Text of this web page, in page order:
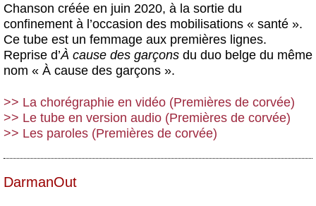
Chanson créée en juin 2020, à la sortie du
confinement à l’occasion des mobilisations « santé ».
Ce tube est un femmage aux premières lignes.
Reprise d’À cause des garçons du duo belge du même
nom « À cause des garçons ».
>> La chorégraphie en vidéo (Premières de corvée)
>> Le tube en version audio (Premières de corvée)
>> Les paroles (Premières de corvée)
DarmanOut